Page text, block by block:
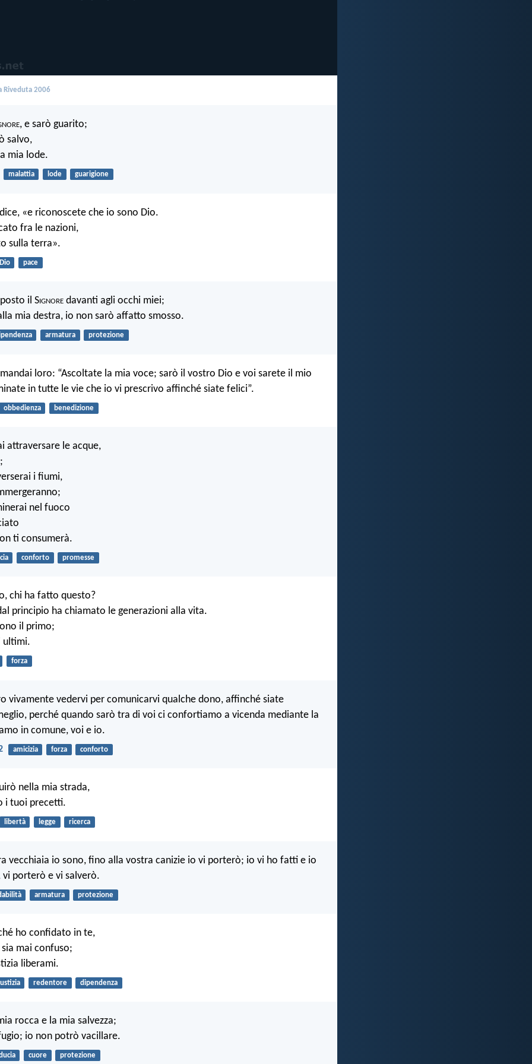
Riveduta 2006
, e sarò guarito;
salvo,
mia lode.
malattia lode guarigione
«e riconoscete che io sono Dio.
fra le nazioni,
sulla terra».
pace
il Signore davanti agli occhi miei;
mia destra, io non sarò affatto smosso.
armatura protezione
loro: “Ascoltate la mia voce; sarò il vostro Dio e voi sarete il mio
in tutte le vie che io vi prescrivo affinché siate felici”.
obbedienza benedizione
attraversare le acque,
i fiumi,
nel fuoco
ti consumerà.
conforto promesse
chi ha fatto questo?
principio ha chiamato le generazioni alla vita.
il primo;
ultimi.
forza
vivamente vedervi per comunicarvi qualche dono, affinché siate
perché quando sarò tra di voi ci confortiamo a vicenda mediante la
in comune, voi e io.
amicizia forza conforto
nella mia strada,
i tuoi precetti.
libertà legge ricerca
vecchiaia io sono, fino alla vostra canizie io vi porterò; io vi ho fatti e io
vi porterò e vi salverò.
armatura protezione
ho confidato in te,
mai confuso;
liberami.
redentore dipendenza
rocca e la mia salvezza;
io non potrò vacillare.
cuore protezione